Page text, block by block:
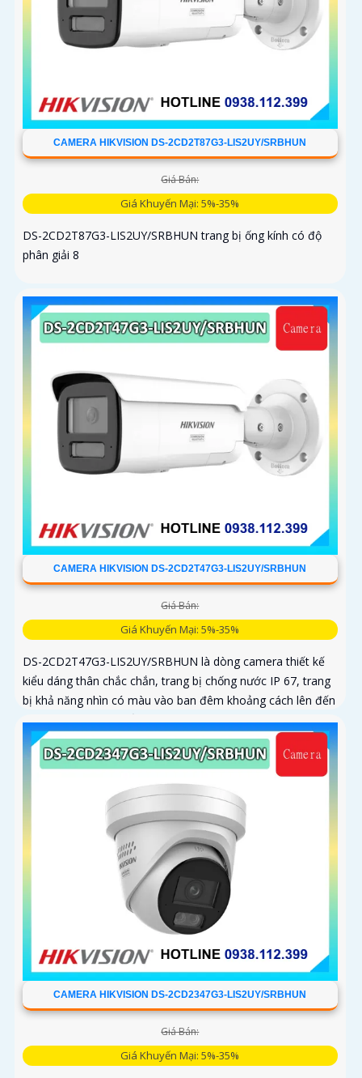
CAMERA HIKVISION DS-2CD2T87G3-LIS2UY/SRBHUN
Giá Bán:
Giá Khuyến Mại: 5%-35%
DS-2CD2T87G3-LIS2UY/SRBHUN trang bị ống kính có độ
phân giải 8
CAMERA HIKVISION DS-2CD2T47G3-LIS2UY/SRBHUN
Giá Bán:
Giá Khuyến Mại: 5%-35%
DS-2CD2T47G3-LIS2UY/SRBHUN là dòng camera thiết kế
kiểu dáng thân chắc chắn, trang bị chống nước IP 67, trang
bị khả năng nhìn có màu vào ban đêm khoảng cách lên đến
60m, phát hiện chuyển động và phân biệt được người và
phương tiện, ống kính 4
CAMERA HIKVISION DS-2CD2347G3-LIS2UY/SRBHUN
Giá Bán:
Giá Khuyến Mại: 5%-35%